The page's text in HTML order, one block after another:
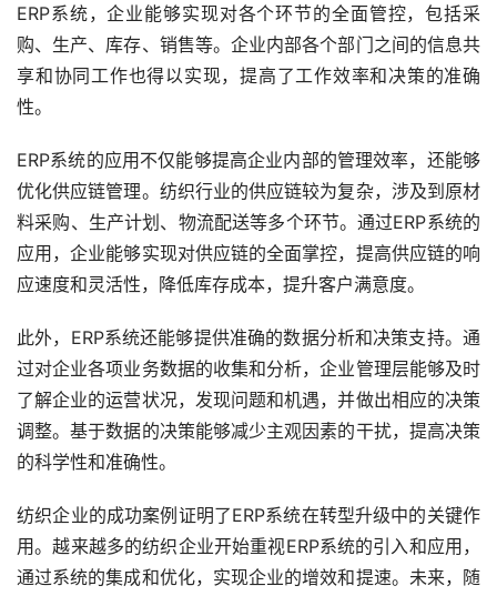
ERP系统，企业能够实现对各个环节的全面管控，包括采
购、生产、库存、销售等。企业内部各个部门之间的信息共
享和协同工作也得以实现，提高了工作效率和决策的准确
性。
ERP系统的应用不仅能够提高企业内部的管理效率，还能够
优化供应链管理。纺织行业的供应链较为复杂，涉及到原材
料采购、生产计划、物流配送等多个环节。通过ERP系统的
应用，企业能够实现对供应链的全面掌控，提高供应链的响
应速度和灵活性，降低库存成本，提升客户满意度。
此外，ERP系统还能够提供准确的数据分析和决策支持。通
过对企业各项业务数据的收集和分析，企业管理层能够及时
了解企业的运营状况，发现问题和机遇，并做出相应的决策
调整。基于数据的决策能够减少主观因素的干扰，提高决策
的科学性和准确性。
纺织企业的成功案例证明了ERP系统在转型升级中的关键作
用。越来越多的纺织企业开始重视ERP系统的引入和应用，
通过系统的集成和优化，实现企业的增效和提速。未来，随